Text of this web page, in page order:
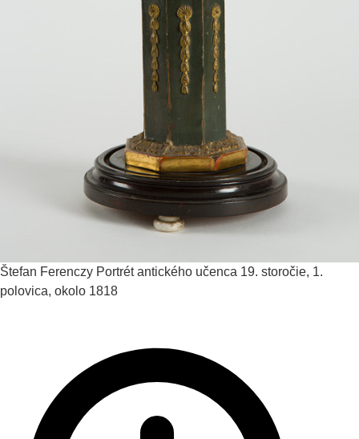
Štefan Ferenczy Portrét antického učenca 19. storočie, 1.
polovica, okolo 1818